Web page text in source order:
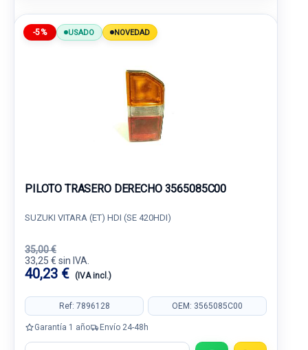
-5% USADO NOVEDAD
PILOTO TRASERO DERECHO 3565085C00
SUZUKI VITARA (ET) HDI (SE 420HDI)
35,00 €
33,25 € sin IVA.
40,23 € (IVA incl.)
Ref: 7896128 OEM: 3565085C00
Garantía 1 año Envío 24-48h